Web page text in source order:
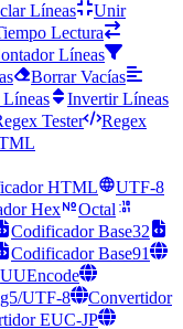
Líneas
Unir
Lectura
Líneas
Borrar Vacías
Invertir Líneas
Tester
Regex
HTML
UTF-8
Hex
Octal
Codificador Base32
Codificador Base91
UUEncode
UTF-8
Convertidor
EUC-JP